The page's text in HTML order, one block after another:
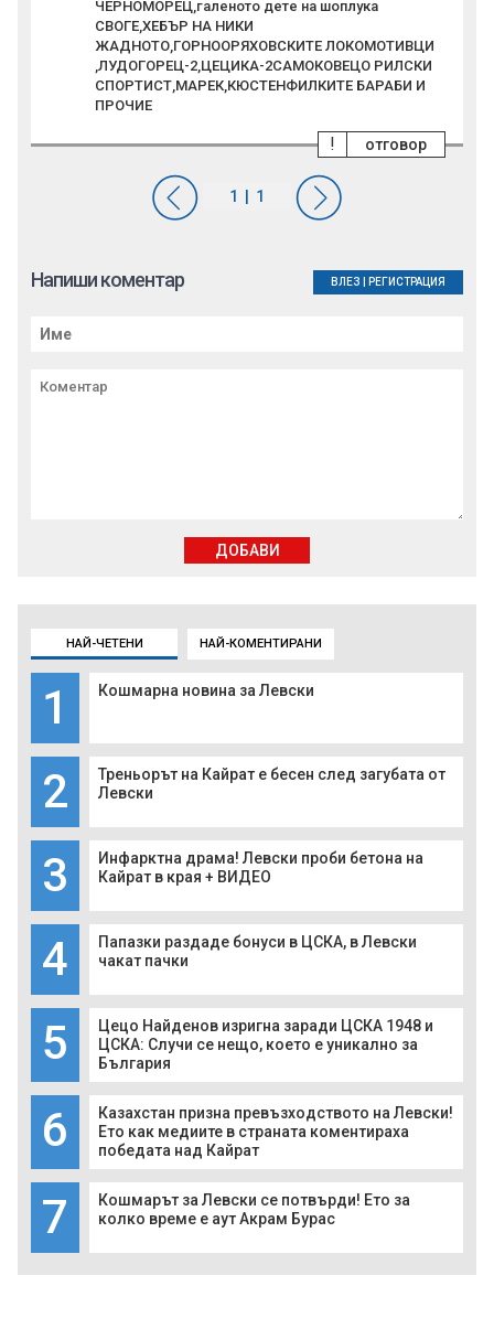
НАЙ-ЧЕТЕНИ НАЙ-КОМЕНТИРАНИ
1 Кошмарна новина за Левски
2
Треньорът на Кайрат е бесен след загубата от
Левски
3
Инфарктна драма! Левски проби бетона на
Кайрат в края + ВИДЕО
4
Папазки раздаде бонуси в ЦСКА, в Левски
чакат пачки
5
Цецо Найденов изригна заради ЦСКА 1948 и
ЦСКА: Случи се нещо, което е уникално за
България
6
Казахстан призна превъзходството на Левски!
Ето как медиите в страната коментираха
победата над Кайрат
7
Кошмарът за Левски се потвърди! Ето за
колко време е аут Акрам Бурас
ЧЕРНОМОРЕЦ,галеното дете на шоплука
СВОГЕ,ХЕБЪР НА НИКИ
ЖАДНОТО,ГОРНООРЯХОВСКИТЕ ЛОКОМОТИВЦИ
,ЛУДОГОРЕЦ-2,ЦЕЦИКА-2САМОКОВЕЦО РИЛСКИ
СПОРТИСТ,МАРЕК,КЮСТЕНФИЛКИТЕ БАРАБИ И
ПРОЧИЕ
отговор
!
Напиши коментар ВЛЕЗ РЕГИСТРАЦИЯ
ДОБАВИ